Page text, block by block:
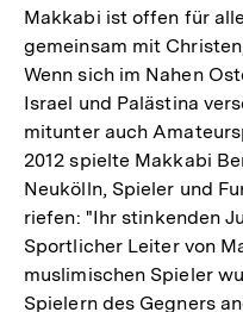
Makkabi ist offen für
gemeinsam mit
Wenn sich im Nahen
Israel und Palästina
mitunter auch
2012 spielte Makkabi
Neukölln, Spieler und
riefen: "Ihr stinkenden
Sportlicher Leiter von
muslimischen Spieler
Spielern des Gegners